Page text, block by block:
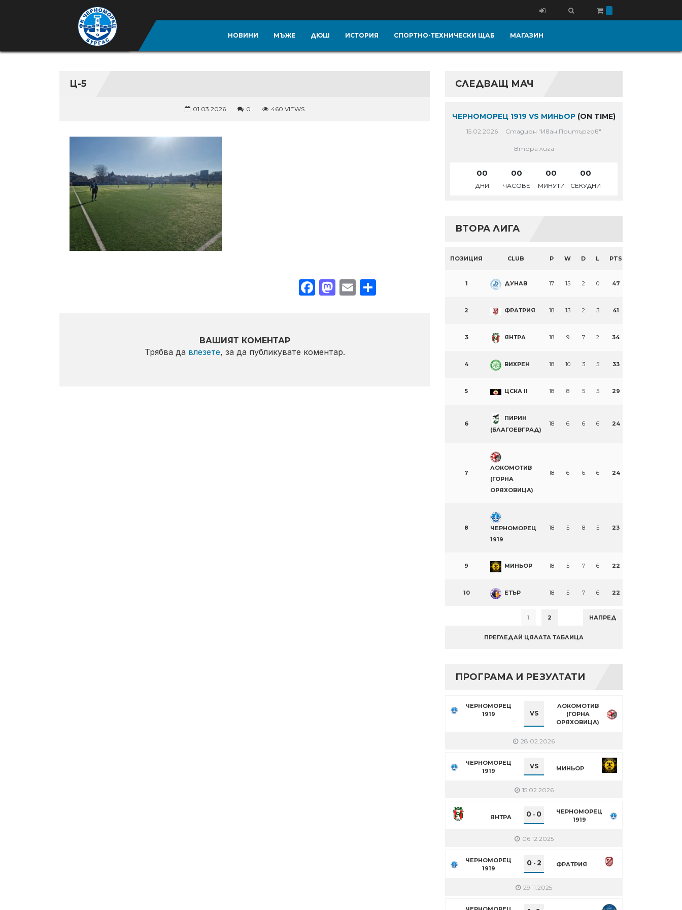
НОВИНИ МЪЖЕ ДЮШ ИСТОРИЯ СПОРТНО-ТЕХНИЧЕСКИ ЩАБ МАГАЗИН
Ц-5
01.03.2026 0 460 VIEWS
Facebook
Mastodon
EmailShare
ВАШИЯТ КОМЕНТАР
Трябва да влезете, за да публикувате коментар.
СЛЕДВАЩ МАЧ
ЧЕРНОМОРЕЦ 1919 VS МИНЬОР (ON TIME)
15.02.2026 Стадион "Иван Притъргов"
Втора лига
00
ДНИ
00
ЧАСОВЕ
00
МИНУТИ
00
СЕКУДНИ
ВТОРА ЛИГА
ПОЗИЦИЯ CLUB P W D L PTS
1 ДУНАВ 17 15 2 0 47
2 ФРАТРИЯ 18 13 2 3 41
3 ЯНТРА 18 9 7 2 34
4 ВИХРЕН 18 10 3 5 33
5 ЦСКА II 18 8 5 5 29
6
ПИРИН
(БЛАГОЕВГРАД)
18 6 6 6 24
7
ЛОКОМОТИВ
(ГОРНА
ОРЯХОВИЦА)
18 6 6 6 24
8
ЧЕРНОМОРЕЦ
1919
18 5 8 5 23
9 МИНЬОР 18 5 7 6 22
10 ЕТЪР 18 5 7 6 22
1 2 НАПРЕД
ПРЕГЛЕДАЙ ЦЯЛАТА ТАБЛИЦА
ПРОГРАМА И РЕЗУЛТАТИ
ЧЕРНОМОРЕЦ
1919
VS
ЛОКОМОТИВ
(ГОРНА
ОРЯХОВИЦА)
28.02.2026
ЧЕРНОМОРЕЦ
1919
VS МИНЬОР
15.02.2026
ЯНТРА 0 - 0
ЧЕРНОМОРЕЦ
1919
06.12.2025
ЧЕРНОМОРЕЦ
1919
0- 2 ФРАТРИЯ
29.11.2025